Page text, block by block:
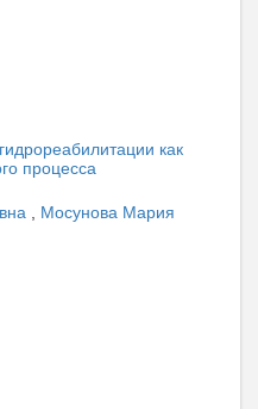
как
процесса
, Мосунова Мария